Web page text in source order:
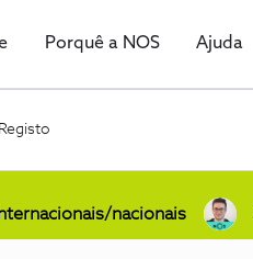
Porquê a NOS Ajuda
Registo
nacionais